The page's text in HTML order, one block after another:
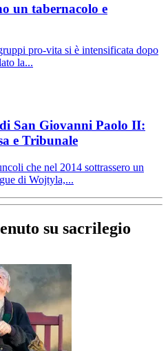
un tabernacolo e
pro-vita si è intensificata dopo
la...
San Giovanni Paolo II:
e Tribunale
che nel 2014 sottrassero un
di Wojtyla,...
su sacrilegio